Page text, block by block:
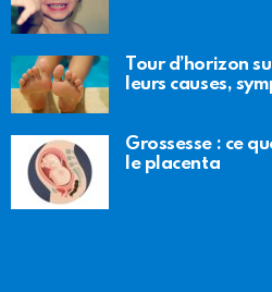
Tour d’horizon
leurs causes,
Grossesse : ce
le placenta